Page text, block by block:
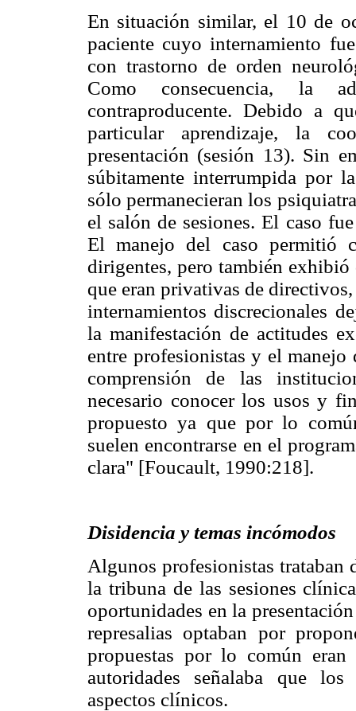
En situación similar, el 10 de
paciente cuyo internamiento
con trastorno de orden
Como consecuencia, la
contraproducente. Debido a
particular aprendizaje, la
presentación (sesión 13). Sin
súbitamente interrumpida por
sólo permanecieran los
el salón de sesiones. El caso
El manejo del caso permitió
dirigentes, pero también
que eran privativas de
internamientos discrecionales
la manifestación de actitudes
entre profesionistas y el
comprensión de las
necesario conocer los usos y
propuesto ya que por lo
suelen encontrarse en el
clara" [Foucault, 1990:218].
Disidencia y temas incómodos
Algunos profesionistas
la tribuna de las sesiones
oportunidades en la
represalias optaban por
propuestas por lo común eran
autoridades señalaba que
aspectos clínicos.